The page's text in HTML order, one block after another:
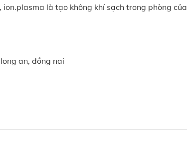
là tạo không khí sạch trong phòng của
an, đồng nai